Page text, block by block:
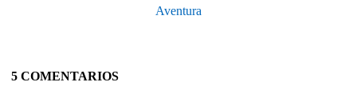
Aventura
5 COMENTARIOS